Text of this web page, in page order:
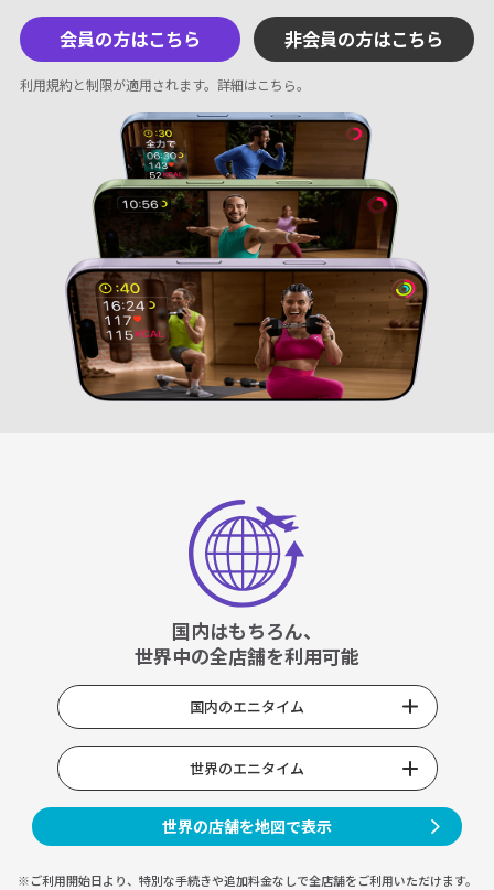
会員の方はこちら 非会員の方はこちら
利用規約と制限が適用されます。 詳細はこちら。
国内はもちろん、
世界中の全店舗を利用可能
国内のエニタイム
世界のエニタイム
世界の店舗を地図で表示
※ご利用開始日より、特別な手続きや追加料金なしで全店舗をご利用いただけます。